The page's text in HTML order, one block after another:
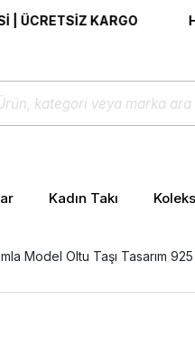
KARGO HIZLI
Kadın Takı
Model Oltu Taşı Tasarım